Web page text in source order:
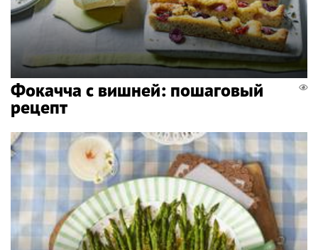
Фокачча с вишней: пошаговый
рецепт